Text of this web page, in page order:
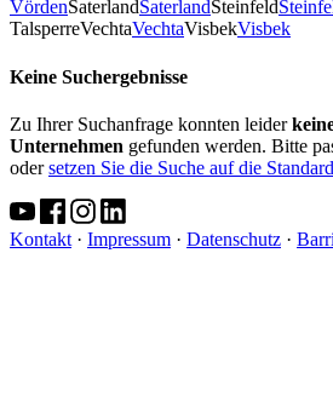
VördenSaterlandSaterlandSteinfeld
TalsperreVechtaVechtaVisbekVisbek
Keine Suchergebnisse
Zu Ihrer Suchanfrage konnten leider
Unternehmen gefunden werden. Bitte
odersetzen Sie die Suche auf die
Kontakt · Impressum · Datenschutz ·